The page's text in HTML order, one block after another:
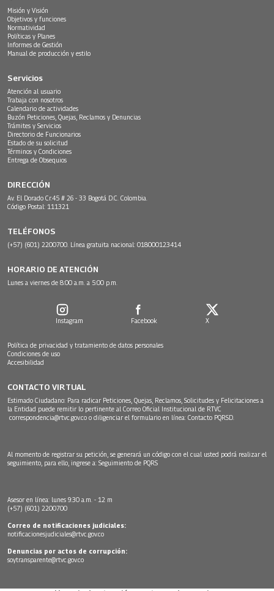
Misión y Visión
Objetivos y funciones
Normatividad
Políticas y Planes
Informes de Gestión
Manual de producción y estilo
Servicios
Atención al usuario
Trabaja con nosotros
Calendario de actividades
Buzón Peticiones, Quejas, Reclamos y Denuncias
Trámites y Servicios
Directorio de Funcionarios
Estado de su solicitud
Términos y Condiciones
Entrega de Obsequios
DIRECCIÓN
Av. El Dorado Cr.45 # 26 - 33 Bogotá D.C. Colombia.
Código Postal: 111321
TELÉFONOS
(+57) (601) 2200700. Línea gratuita nacional: 018000123414
HORARIO DE ATENCIÓN
Lunes a viernes de 8:00 a.m. a 5:00 p.m.
Instagram Facebook X
Política de privacidad y tratamiento de datos personales
Condiciones de uso
Accesibilidad
CONTACTO VIRTUAL
Estimado Ciudadano: Para radicar Peticiones, Quejas, Reclamos, Solicitudes y Felicitaciones a
la Entidad puede remitir lo pertinente al Correo Oficial Institucional de RTVC
correspondencia@rtvc.gov.co o diligenciar el formulario en línea: Contacto PQRSD.
Al momento de registrar su petición, se generará un código con el cual usted podrá realizar el
seguimiento, para ello, ingrese a: Seguimiento de PQRS
Asesor en línea: lunes 9:30 a.m. - 12 m
(+57) (601) 2200700
Correo de notificaciones judiciales:
notificacionesjudiciales@rtvc.gov.co
Denuncias por actos de corrupción:
soytransparente@rtvc.gov.co